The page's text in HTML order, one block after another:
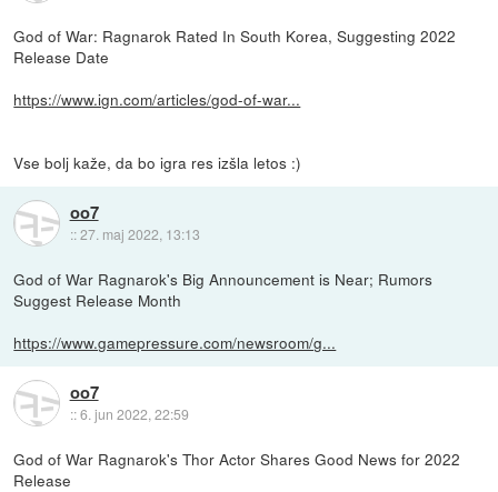
God of War: Ragnarok Rated In South Korea, Suggesting 2022
Release Date
https://www.ign.com/articles/god-of-war...
Vse bolj kaže, da bo igra res izšla letos :)
oo7
::27. maj 2022, 13:13
God of War Ragnarok's Big Announcement is Near; Rumors
Suggest Release Month
https://www.gamepressure.com/newsroom/g...
oo7
::6. jun 2022, 22:59
God of War Ragnarok's Thor Actor Shares Good News for 2022
Release